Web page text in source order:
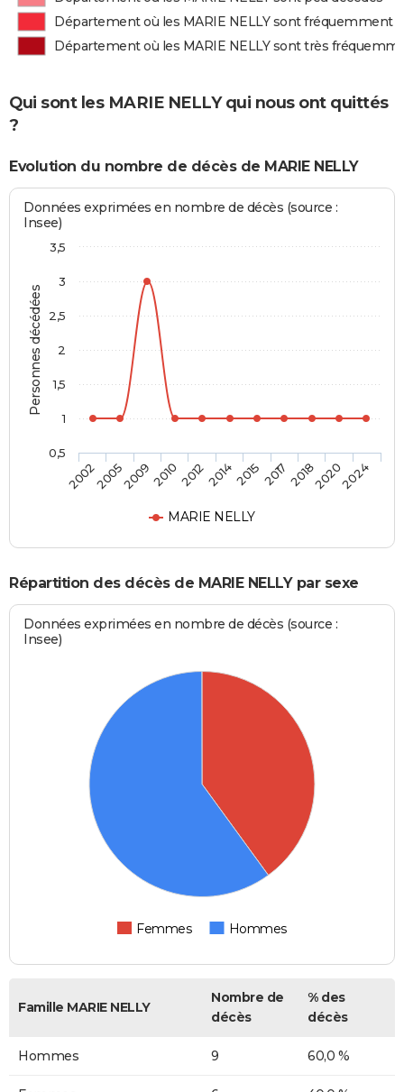
Département où les MARIE NELLY sont fréquemment
Département où les MARIE NELLY sont très
Qui sont les MARIE NELLY qui nous ont quittés
?
Evolution du nombre de décès de MARIE NELLY
Personnes décédées
Données exprimées en nombre de décès (source :
Insee)
MARIE NELLY
20022005200920102012201420152017201820202024
0,5
1
1,5
2
2,5
3
3,5
Répartition des décès de MARIE NELLY par sexe
Données exprimées en nombre de décès (source :
Insee)
Femmes Hommes
Famille MARIE NELLY
Nombre de
décès
% des
décès
Hommes 9 60,0 %